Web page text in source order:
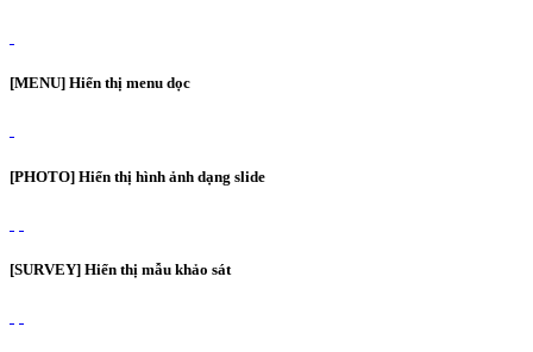
[MENU] Hiển thị menu dọc
[PHOTO] Hiển thị hình ảnh dạng slide
[SURVEY] Hiển thị mẫu khảo sát